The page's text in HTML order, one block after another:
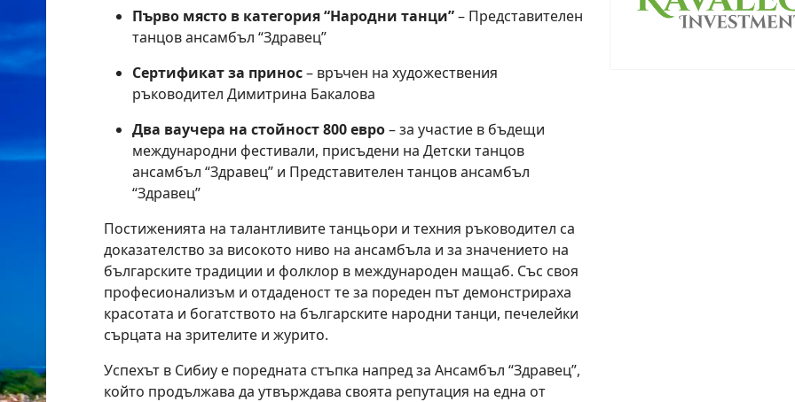
Първо място в категория “Народни танци”– Представителен
танцов ансамбъл “Здравец”
Сертификат за принос– връчен на художествения
ръководител Димитрина Бакалова
Два ваучера на стойност 800 евро– за участие в бъдещи
международни фестивали, присъдени на Детски танцов
ансамбъл “Здравец” и Представителен танцов ансамбъл
“Здравец”
Постиженията на талантливите танцьори и техния ръководител са
доказателство за високото ниво на ансамбъла и за значението на
българските традиции и фолклор в международен мащаб. Със своя
професионализъм и отдаденост те за пореден път демонстрираха
красотата и богатството на българските народни танци, печелейки
сърцата на зрителите и журито.
Успехът в Сибиу е поредната стъпка напред за Ансамбъл “Здравец”,
който продължава да утвърждава своята репутация на една от